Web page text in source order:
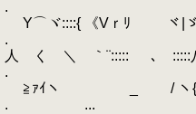
Y⌒ヾ::::{ 《Vｒﾘ ヾ|
人ゝく ＼ ｀¨::::: ､ :::::
≧ｧｲヽ _ / ヽ{
. ...